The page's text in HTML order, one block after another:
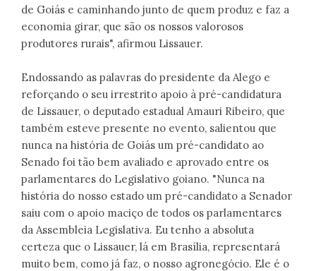
de Goiás e caminhando junto de quem produz e faz a
economia girar, que são os nossos valorosos
produtores rurais", afirmou Lissauer.
Endossando as palavras do presidente da Alego e
reforçando o seu irrestrito apoio à pré-candidatura
de Lissauer, o deputado estadual Amauri Ribeiro, que
também esteve presente no evento, salientou que
nunca na história de Goiás um pré-candidato ao
Senado foi tão bem avaliado e aprovado entre os
parlamentares do Legislativo goiano. "Nunca na
história do nosso estado um pré-candidato a Senador
saiu com o apoio maciço de todos os parlamentares
da Assembleia Legislativa. Eu tenho a absoluta
certeza que o Lissauer, lá em Brasília, representará
muito bem, como já faz, o nosso agronegócio. Ele é o